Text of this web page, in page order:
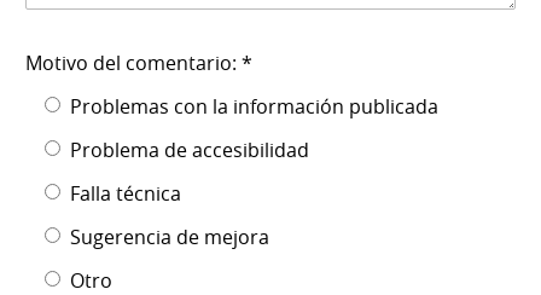
Motivo del comentario: *
Problemas con la información publicada
Problema de accesibilidad
Falla técnica
Sugerencia de mejora
Otro